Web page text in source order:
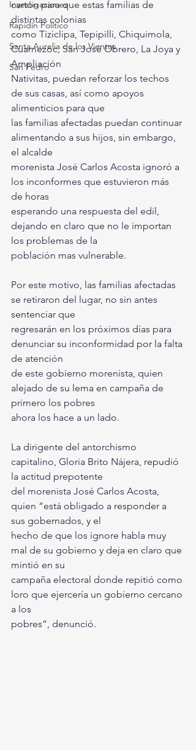
Investigaciones
Rapidín Político
Santa Aurelia de los Vientos
San Pedro
cartón para que estas familias de
distintas colonias
como Tiziclipa, Tepipilli, Chiquimola,
Cuamezoc, San José Obrero, La Joya y
Ampliación
Nativitas, puedan reforzar los techos
de sus casas, así como apoyos
alimenticios para que
las familias afectadas puedan continuar
alimentando a sus hijos, sin embargo,
el alcalde
morenista José Carlos Acosta ignoró a
los inconformes que estuvieron más
de horas
esperando una respuesta del edil,
dejando en claro que no le importan
los problemas de la
población mas vulnerable.
Por este motivo, las familias afectadas
se retiraron del lugar, no sin antes
sentenciar que
regresarán en los próximos días para
denunciar su inconformidad por la falta
de atención
de este gobierno morenista, quien
alejado de su lema en campaña de
primero los pobres
ahora los hace a un lado.
La dirigente del antorchismo
capitalino, Gloria Brito Nájera, repudió
la actitud prepotente
del morenista José Carlos Acosta,
quien “está obligado a responder a
sus gobernados, y el
hecho de que los ignore habla muy
mal de su gobierno y deja en claro que
mintió en su
campaña electoral donde repitió como
loro que ejercería un gobierno cercano
a los
pobres”, denunció.